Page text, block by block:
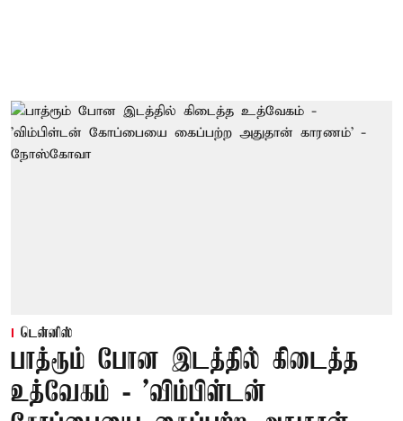
டென்னிஸ்
பாத்ரூம் போன இடத்தில் கிடைத்த
உத்வேகம் - ’விம்பிள்டன்